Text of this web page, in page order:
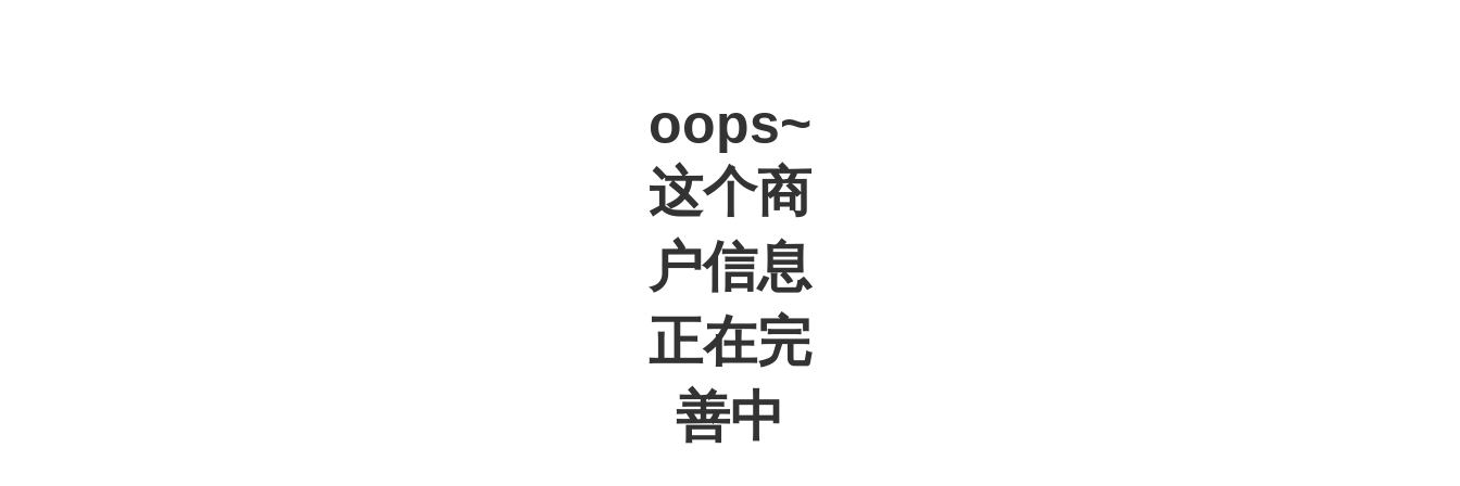
oops~
这个商
户信息
正在完
善中